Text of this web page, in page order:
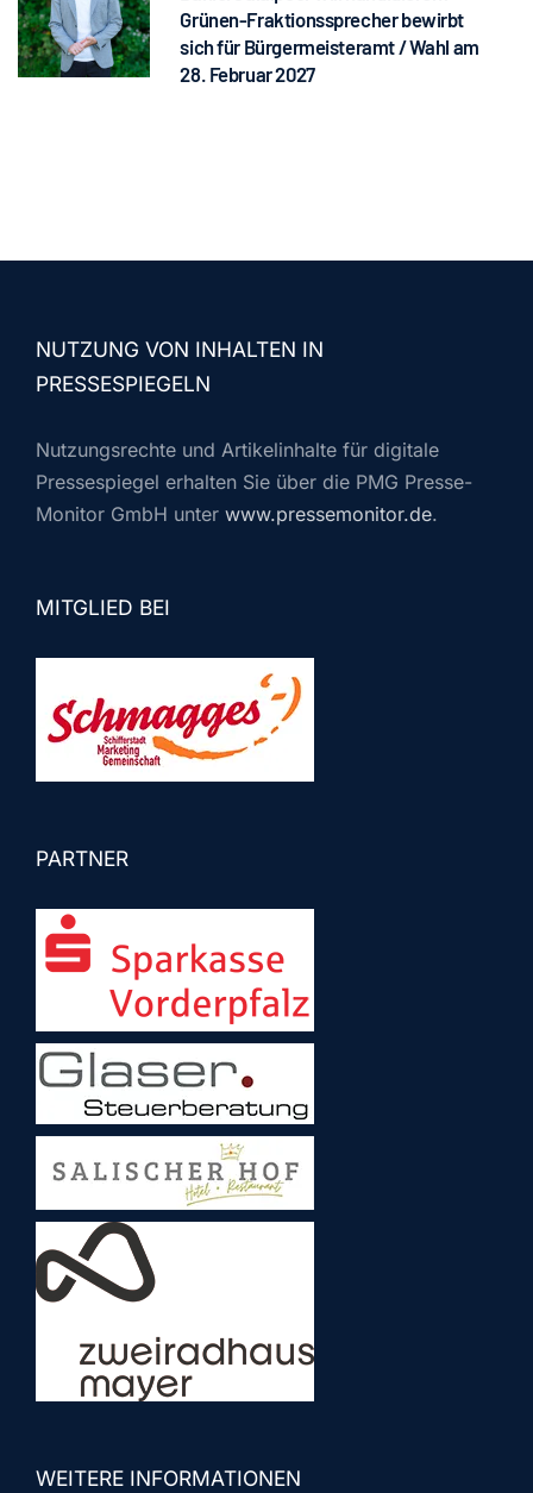
Grünen-Fraktionssprecher bewirbt
sich für Bürgermeisteramt / Wahl am
28. Februar 2027
NUTZUNG VON INHALTEN IN
PRESSESPIEGELN
Nutzungsrechte und Artikelinhalte für digitale
Pressespiegel erhalten Sie über die PMG Presse-
Monitor GmbH unter www.pressemonitor.de.
MITGLIED BEI
PARTNER
WEITERE INFORMATIONEN